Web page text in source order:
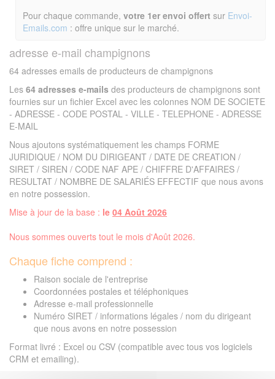
Pour chaque commande, votre 1er envoi offert sur Envoi-
Emails.com : offre unique sur le marché.
adresse e-mail champignons
64 adresses emails de producteurs de champignons
Les 64 adresses e-mails des producteurs de champignons sont
fournies sur un fichier Excel avec les colonnes NOM DE SOCIETE
- ADRESSE - CODE POSTAL - VILLE - TELEPHONE - ADRESSE
E-MAIL
Nous ajoutons systématiquement les champs FORME
JURIDIQUE / NOM DU DIRIGEANT / DATE DE CREATION /
SIRET / SIREN / CODE NAF APE / CHIFFRE D'AFFAIRES /
RESULTAT / NOMBRE DE SALARIÉS EFFECTIF que nous avons
en notre possession.
Mise à jour de la base : le 04 Août 2026
Nous sommes ouverts tout le mois d'Août 2026.
Chaque fiche comprend :
Raison sociale de l'entreprise
Coordonnées postales et téléphoniques
Adresse e-mail professionnelle
Numéro SIRET / informations légales / nom du dirigeant
que nous avons en notre possession
Format livré : Excel ou CSV (compatible avec tous vos logiciels
CRM et emailing).